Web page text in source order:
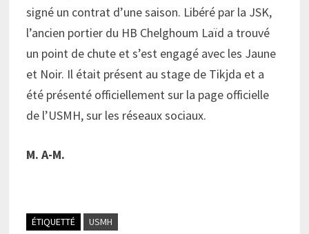
signé un contrat d’une saison. Libéré par la JSK,
l’ancien portier du HB Chelghoum Laïd a trouvé
un point de chute et s’est engagé avec les Jaune
et Noir. Il était présent au stage de Tikjda et a
été présenté officiellement sur la page officielle
de l’USMH, sur les réseaux sociaux.
M. A-M.
ÉTIQUETTÉ USMH